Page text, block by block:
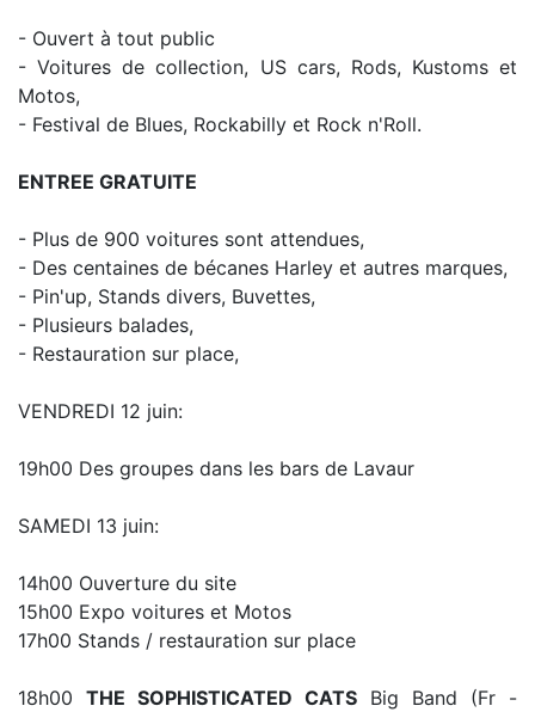
- Ouvert à tout public
- Voitures de collection, US cars, Rods, Kustoms et
Motos,
- Festival de Blues, Rockabilly et Rock n'Roll.
ENTREE GRATUITE
- Plus de 900 voitures sont attendues,
- Des centaines de bécanes Harley et autres marques,
- Pin'up, Stands divers, Buvettes,
- Plusieurs balades,
- Restauration sur place,
VENDREDI 12 juin:
19h00 Des groupes dans les bars de Lavaur
SAMEDI 13 juin:
14h00 Ouverture du site
15h00 Expo voitures et Motos
17h00 Stands / restauration sur place
18h00THE SOPHISTICATED CATS Big Band (Fr -